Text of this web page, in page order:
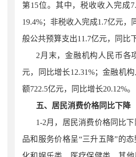
第15位。其中，税收收入完成
19.4%；非税收入完成1.7亿元，
般公共预算支出11.7亿元，同比
2月末，金融机构人民币各
元，同比增长1 2.31%；金融机
额722.5亿元，同比增长20.12%。
五、居民消费价格同比下降
1-2月，居民消费价格同比下
品和服务价格呈“三升五降”的